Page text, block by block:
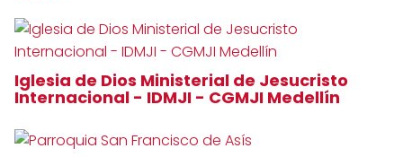
Iglesia de Dios Ministerial de Jesucristo
Internacional - IDMJI - CGMJI Medellín